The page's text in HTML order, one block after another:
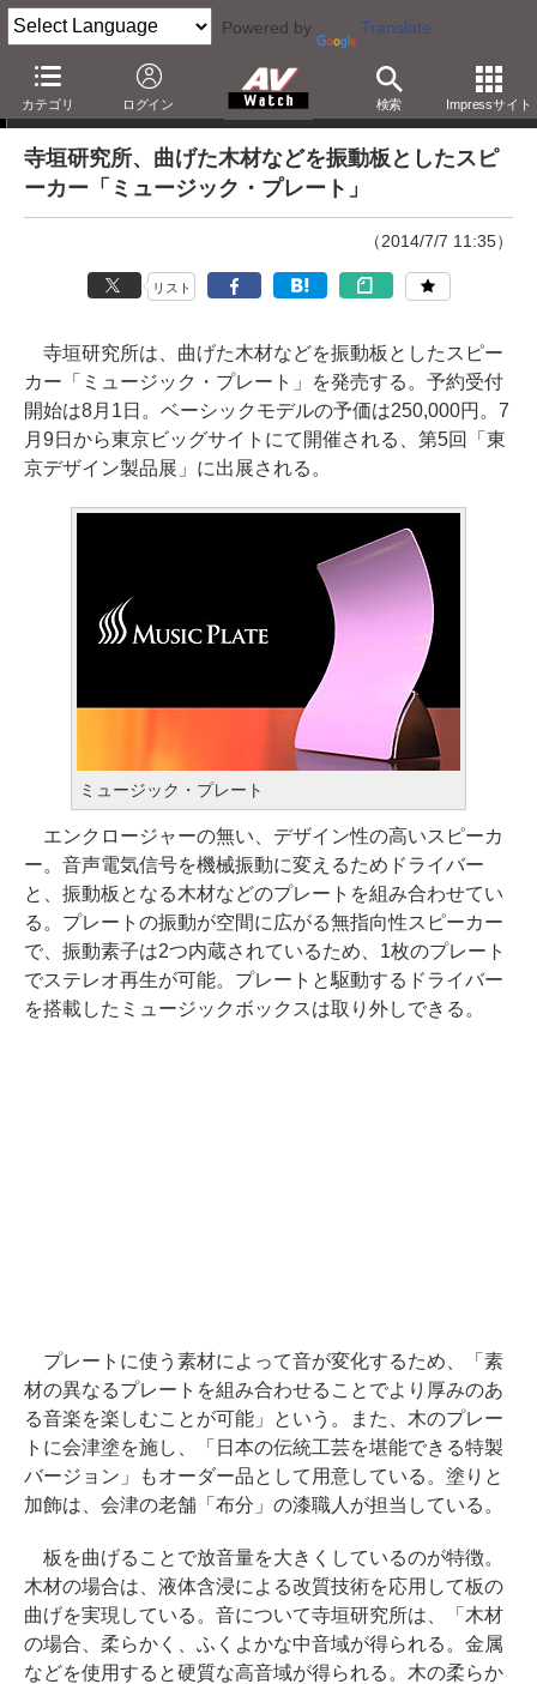
Powered by Translate
カテゴリ ログイン 検索 Impressサイト
ニュース
寺垣研究所、曲げた木材などを振動板としたスピ
ーカー「ミュージック・プレート」
（2014/7/7 11:35）
リスト
寺垣研究所は、曲げた木材などを振動板としたスピー
カー「ミュージック・プレート」を発売する。予約受付
開始は8月1日。ベーシックモデルの予価は250,000円。7
月9日から東京ビッグサイトにて開催される、第5回「東
京デザイン製品展」に出展される。
ミュージック・プレート
エンクロージャーの無い、デザイン性の高いスピーカ
ー。音声電気信号を機械振動に変えるためドライバー
と、振動板となる木材などのプレートを組み合わせてい
る。プレートの振動が空間に広がる無指向性スピーカー
で、振動素子は2つ内蔵されているため、1枚のプレート
でステレオ再生が可能。プレートと駆動するドライバー
を搭載したミュージックボックスは取り外しできる。
プレートに使う素材によって音が変化するため、「素
材の異なるプレートを組み合わせることでより厚みのあ
る音楽を楽しむことが可能」という。また、木のプレー
トに会津塗を施し、「日本の伝統工芸を堪能できる特製
バージョン」もオーダー品として用意している。塗りと
加飾は、会津の老舗「布分」の漆職人が担当している。
板を曲げることで放音量を大きくしているのが特徴。
木材の場合は、液体含浸による改質技術を応用して板の
曲げを実現している。音について寺垣研究所は、「木材
の場合、柔らかく、ふくよかな中音域が得られる。金属
などを使用すると硬質な高音域が得られる。木の柔らか